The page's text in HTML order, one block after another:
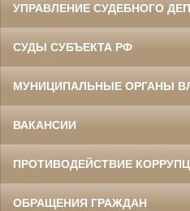
УПРАВЛЕНИЕ СУДЕБНОГО
СУДЫ СУБЪЕКТА РФ
МУНИЦИПАЛЬНЫЕ ОРГАНЫ
ВАКАНСИИ
ПРОТИВОДЕЙСТВИЕ
ОБРАЩЕНИЯ ГРАЖДАН